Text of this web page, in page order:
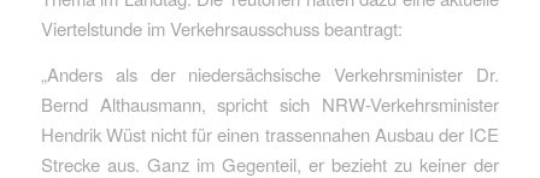
Viertelstunde im Verkehrsausschuss beantragt:
„Anders als der niedersächsische Verkehrsminister Dr.
Bernd Althausmann, spricht sich NRW-Verkehrsminister
Hendrik Wüst nicht für einen trassennahen Ausbau der ICE
Strecke aus. Ganz im Gegenteil, er bezieht zu keiner der